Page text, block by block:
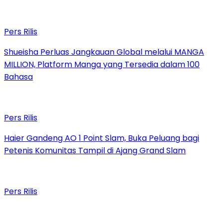
Pers Rilis
Shueisha Perluas Jangkauan Global melalui MANGA
MILLION, Platform Manga yang Tersedia dalam 100
Bahasa
Pers Rilis
Haier Gandeng AO 1 Point Slam, Buka Peluang bagi
Petenis Komunitas Tampil di Ajang Grand Slam
Pers Rilis